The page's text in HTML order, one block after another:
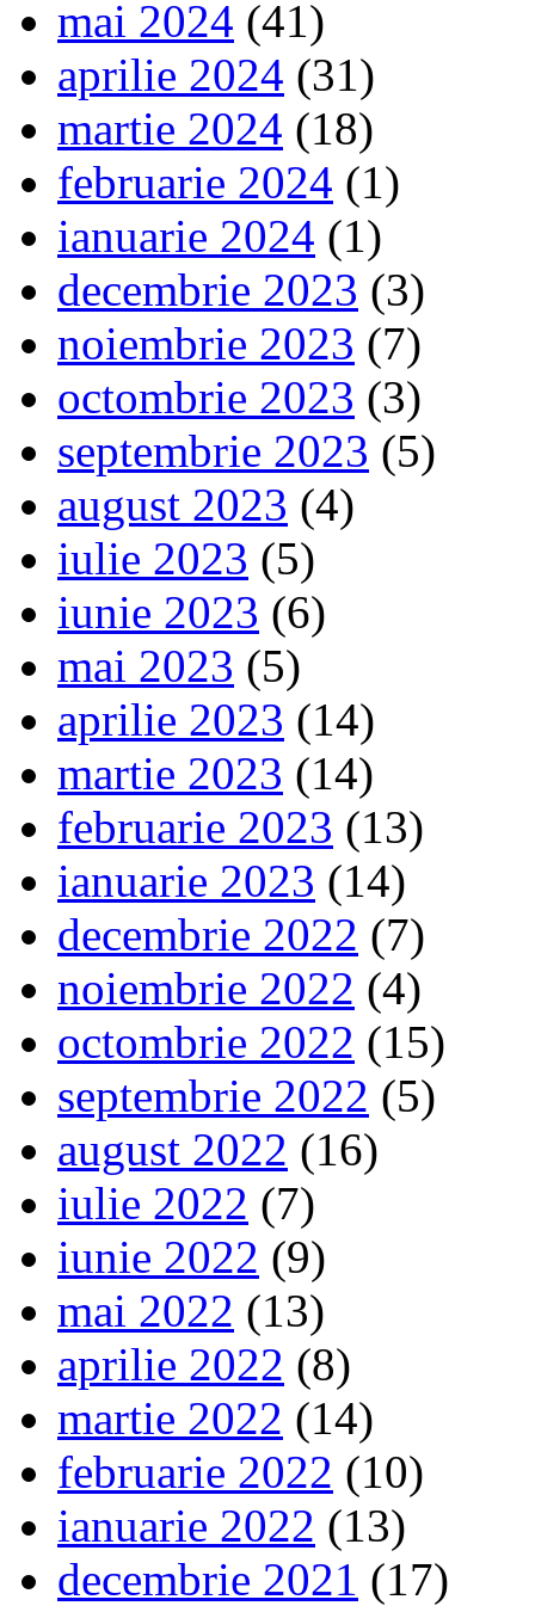
mai 2024 (41)
aprilie 2024 (31)
martie 2024 (18)
februarie 2024 (1)
ianuarie 2024 (1)
decembrie 2023 (3)
noiembrie 2023 (7)
octombrie 2023 (3)
septembrie 2023 (5)
august 2023 (4)
iulie 2023 (5)
iunie 2023 (6)
mai 2023 (5)
aprilie 2023 (14)
martie 2023 (14)
februarie 2023 (13)
ianuarie 2023 (14)
decembrie 2022 (7)
noiembrie 2022 (4)
octombrie 2022 (15)
septembrie 2022 (5)
august 2022 (16)
iulie 2022 (7)
iunie 2022 (9)
mai 2022 (13)
aprilie 2022 (8)
martie 2022 (14)
februarie 2022 (10)
ianuarie 2022 (13)
decembrie 2021 (17)